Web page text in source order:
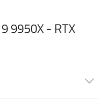
9950X - RTX